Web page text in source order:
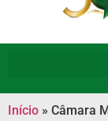
Início » Câmara